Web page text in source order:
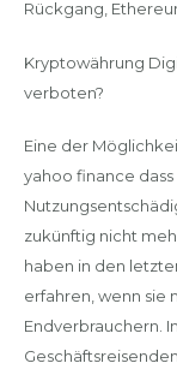
Rückgang,
Kryptowährung
verboten?
Eine der
yahoo finance
zukünftig nicht
haben in den
erfahren, wenn sie
Endverbrauchern.